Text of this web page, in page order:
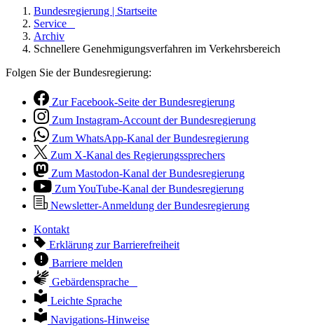
Bundesregierung | Startseite
Service
Archiv
Schnellere Genehmigungsverfahren im Verkehrsbereich
Folgen Sie der Bundesregierung:
Zur Facebook-Seite der Bundesregierung
Zum Instagram-Account der Bundesregierung
Zum WhatsApp-Kanal der Bundesregierung
Zum X-Kanal des Regierungssprechers
Zum Mastodon-Kanal der Bundesregierung
Zum YouTube-Kanal der Bundesregierung
Newsletter-Anmeldung der Bundesregierung
Kontakt
Erklärung zur Barrierefreiheit
Barriere melden
Gebärdensprache
Leichte Sprache
Navigations-Hinweise